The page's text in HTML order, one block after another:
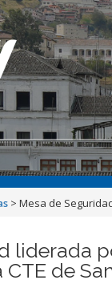
>Mesa de
liderada
de